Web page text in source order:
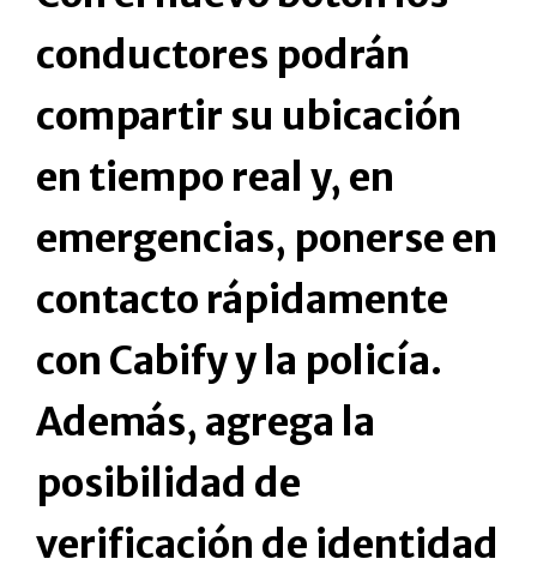
conductores podrán
compartir su ubicación
en tiempo real y, en
emergencias, ponerse en
contacto rápidamente
con Cabify y la policía.
Además, agrega la
posibilidad de
verificación de identidad